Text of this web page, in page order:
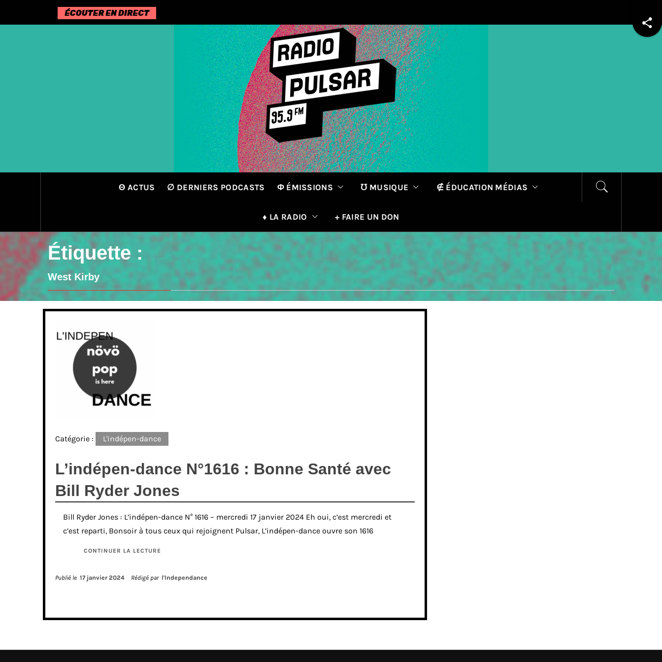
Θ ACTUS ∅ DERNIERS PODCASTS Φ ÉMISSIONS ℧ MUSIQUE ∉ ÉDUCATION MÉDIAS
♦ LA RADIO + FAIRE UN DON
Étiquette :
West Kirby
Catégorie : L'indépen-dance
L’indépen-dance N°1616 : Bonne Santé avec
Bill Ryder Jones
Bill Ryder Jones : L’indépen-dance N° 1616 – mercredi 17 janvier 2024 Eh oui, c’est mercredi et
c’est reparti, Bonsoir à tous ceux qui rejoignent Pulsar, L’indépen-dance ouvre son 1616
CONTINUER LA LECTURE
Publié le 17 janvier 2024 Rédigé par l'Independance